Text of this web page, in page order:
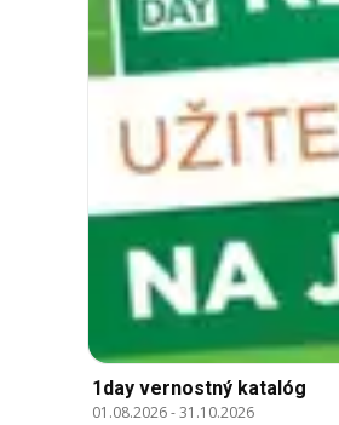
1day vernostný katalóg
01.08.2026-31.10.2026